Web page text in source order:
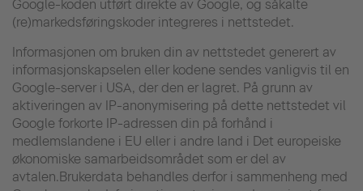
Google-koden utført direkte av Google, og såkalte
(re)markedsføringskoder integreres i nettstedet.
Informasjonen om bruken din av nettstedet generert av
informasjonskapselen eller kodene sendes vanligvis til en
Google-server i USA, der den er lagret. På grunn av
aktiveringen av IP-anonymisering på dette nettstedet vil
Google forkorte IP-adressen din på forhånd i
medlemslandene i EU eller i andre land i Det europeiske
økonomiske samarbeidsområdet som er del av
avtalen.Brukerdata behandles derfor i sammenheng med